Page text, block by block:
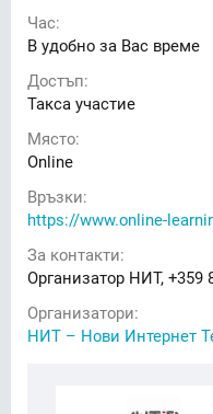
Час:
В удобно за Вас време
Достъп:
Такса участие
Място:
Online
Връзки:
https://www.online-
За контакти:
Организатор НИТ, +359
Организатори:
НИТ – Нови Интернет